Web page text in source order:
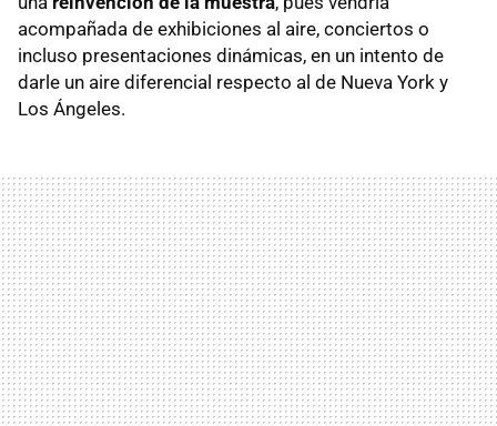
acompañada de exhibiciones al aire, conciertos o
incluso presentaciones dinámicas, en un intento de
darle un aire diferencial respecto al de Nueva York y
Los Ángeles.